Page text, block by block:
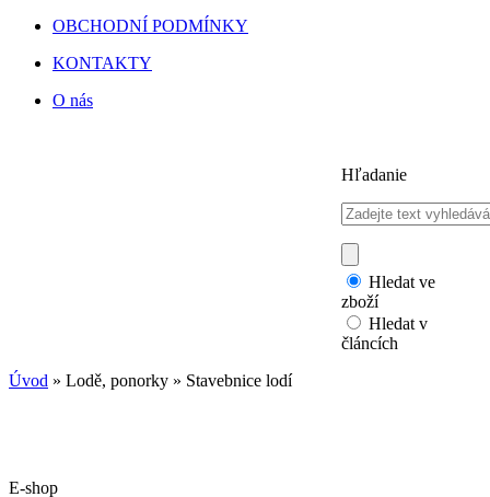
OBCHODNÍ PODMÍNKY
KONTAKTY
O nás
Hľadanie
Hledat ve
zboží
Hledat v
článcích
Úvod » Lodě, ponorky » Stavebnice lodí
E-shop